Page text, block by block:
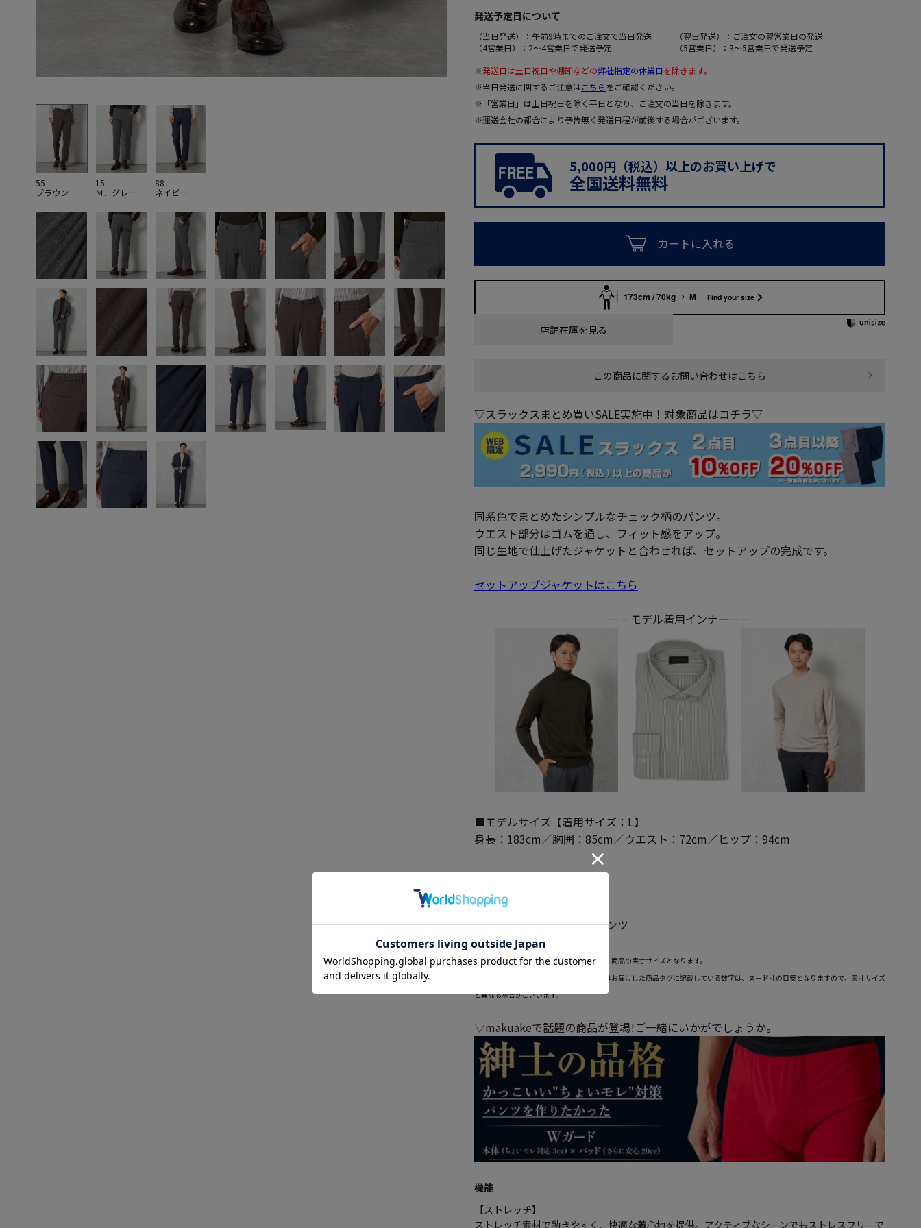
55
ブラウン
15
Ｍ．グレー
88
ネイビー
発送予定日について
（当日発送）：午前9時までのご注文で当日発送
（翌日発送）：ご注文の翌営業日の発送
（4営業日）：2～4営業日で発送予定
（5営業日）：3～5営業日で発送予定
※発送日は土日祝日や棚卸などの弊社指定の休業日を除きます。
※当日発送に関するご注意はこちらをご確認ください。
※「営業日」は土日祝日を除く平日となり、ご注文の当日を除きます。
※運送会社の都合により予告無く発送日程が前後する場合がございます。
5,000円（税込）以上のお買い上げで
全国送料無料
カートに入れる
173cm / 70kg M Find your size
店舗在庫を見る
この商品に関するお問い合わせはこちら
▽スラックスまとめ買いSALE実施中！対象商品はコチラ▽
同系色でまとめたシンプルなチェック柄のパンツ。
ウエスト部分はゴムを通し、フィット感をアップ。
同じ生地で仕上げたジャケットと合わせれば、セットアップの完成です。
セットアップジャケットはこちら
－－モデル着用インナー－－
■モデルサイズ【着用サイズ：L】
身長：183cm／胸囲：85cm／ウエスト：72cm／ヒップ：94cm
【パンツ特長】
・脚長パンツ
・お尻がきれいに見えるパンツ
当ページのサイズ表に記載している数字は、商品の実寸サイズとなります。
サイズ選択画面に記載している数字あるいはお届けした商品タグに記載している数字は、ヌード寸の目安となりますので、実寸サイズ
と異なる場合がございます。
▽makuakeで話題の商品が登場!ご一緒にいかがでしょうか。
機能
【ストレッチ】
ストレッチ素材で動きやすく、快適な着心地を提供。アクティブなシーンでもストレスフリーで